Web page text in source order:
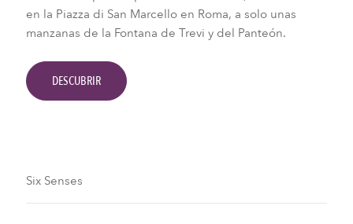
en la Piazza di San Marcello en Roma, a solo unas
manzanas de la Fontana de Trevi y del Panteón.
DESCUBRIR
Six Senses